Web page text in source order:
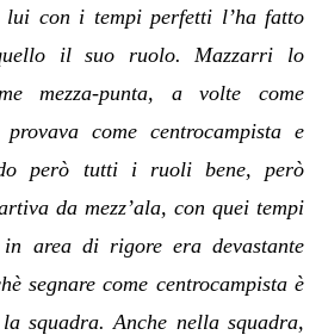
con i tempi perfetti l’ha fatto
il suo ruolo. Mazzarri lo
mezza-punta, a volte come
come centrocampista e
però tutti i ruoli bene, però
da mezz’ala, con quei tempi
area di rigore era devastante
segnare come centrocampista è
squadra. Anche nella squadra,